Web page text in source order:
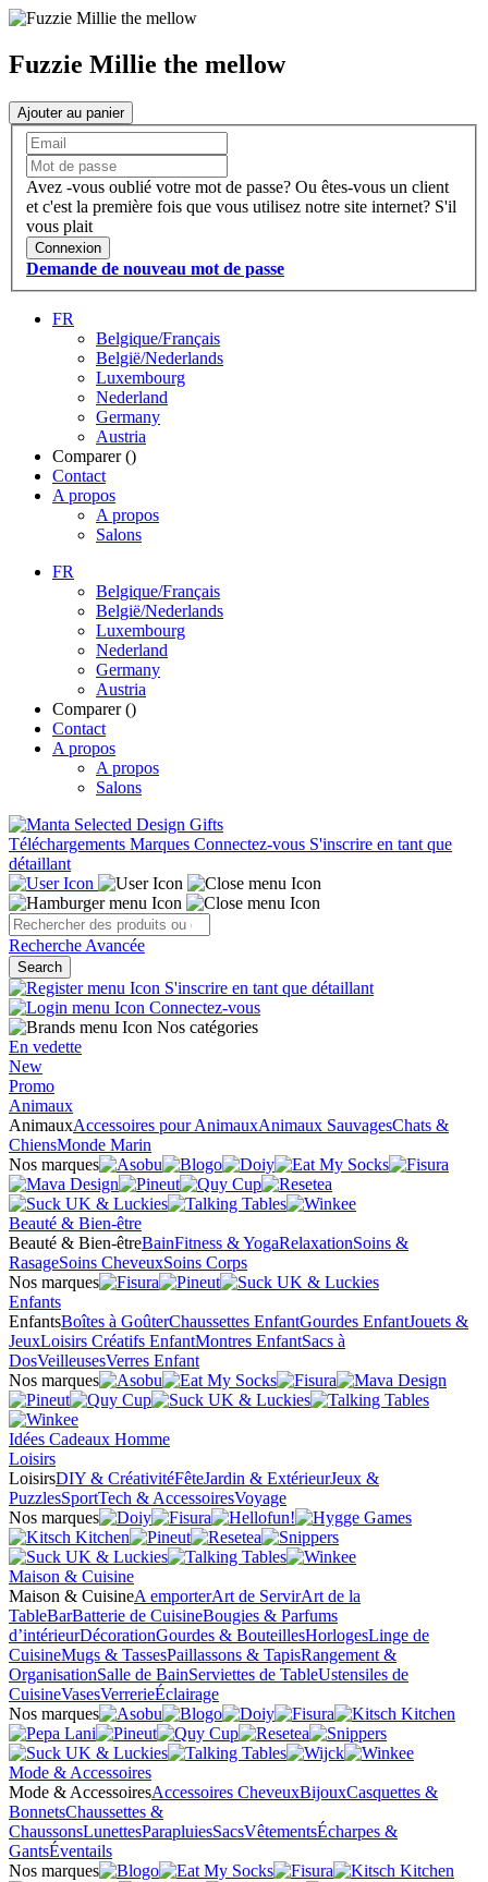
Fuzzie Millie the mellow
Ajouter au panier
Avez -vous oublié votre mot de passe? Ou êtes-vous un client
et c'est la première fois que vous utilisez notre site internet? S'il
vous plait
Connexion
Demande de nouveau mot de passe
FR
Belgique/Français
België/Nederlands
Luxembourg
Nederland
Germany
Austria
Comparer ()
Contact
A propos
A propos
Salons
FR
Belgique/Français
België/Nederlands
Luxembourg
Nederland
Germany
Austria
Comparer ()
Contact
A propos
A propos
Salons
Téléchargements Marques Connectez-vous S'inscrire en tant que
détaillant
Recherche Avancée
Search
S'inscrire en tant que détaillant
Connectez-vous
Nos catégories
En vedette
New
Promo
Animaux
AnimauxAccessoires pour AnimauxAnimaux SauvagesChats &
ChiensMonde Marin
Nos marques
Beauté & Bien-être
Beauté & Bien-êtreBainFitness & YogaRelaxationSoins &
RasageSoins CheveuxSoins Corps
Nos marques
Enfants
EnfantsBoîtes à GoûterChaussettes EnfantGourdes EnfantJouets &
JeuxLoisirs Créatifs EnfantMontres EnfantSacs à
DosVeilleusesVerres Enfant
Nos marques
Idées Cadeaux Homme
Loisirs
LoisirsDIY & CréativitéFêteJardin & ExtérieurJeux &
PuzzlesSportTech & AccessoiresVoyage
Nos marques
Maison & Cuisine
Maison & CuisineA emporterArt de ServirArt de la
TableBarBatterie de CuisineBougies & Parfums
d’intérieurDécorationGourdes & BouteillesHorlogesLinge de
CuisineMugs & TassesPaillassons & TapisRangement &
OrganisationSalle de BainServiettes de TableUstensiles de
CuisineVasesVerrerieÉclairage
Nos marques
Mode & Accessoires
Mode & AccessoiresAccessoires CheveuxBijouxCasquettes &
BonnetsChaussettes &
ChaussonsLunettesParapluiesSacsVêtementsÉcharpes &
GantsÉventails
Nos marques